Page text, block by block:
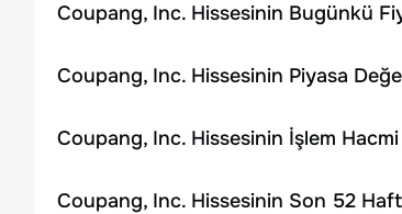
Coupang, Inc. Hissesinin Bugünkü
Coupang, Inc. Hissesinin Piyasa
Coupang, Inc. Hissesinin İşlem
Coupang, Inc. Hissesinin Son 52